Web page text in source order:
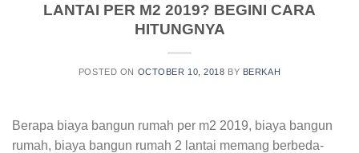
LANTAI PER M2 2019? BEGINI CARA
HITUNGNYA
POSTED ON OCTOBER 10, 2018 BY BERKAH
Berapa biaya bangun rumah per m2 2019, biaya bangun
rumah, biaya bangun rumah 2 lantai memang berbeda-